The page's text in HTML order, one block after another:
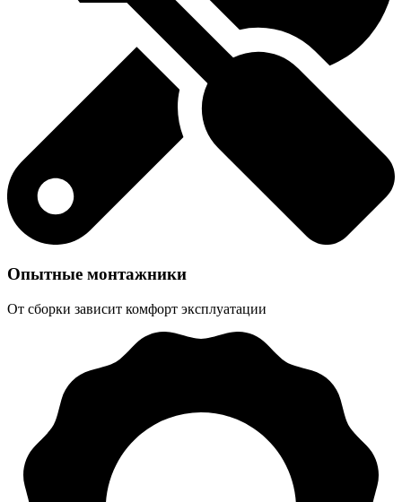
Опытные монтажники
От сборки зависит комфорт эксплуатации